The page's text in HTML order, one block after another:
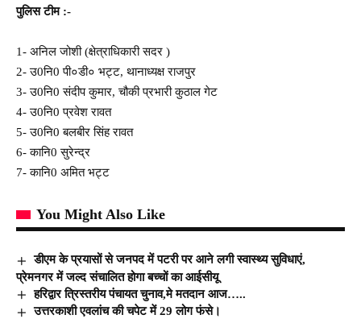
पुलिस टीम :-
1- अनिल जोशी (क्षेत्राधिकारी सदर )
2- उ0नि0 पी०डी० भट्ट, थानाध्यक्ष राजपुर
3- उ0नि0 संदीप कुमार, चौकी प्रभारी कुठाल गेट
4- उ0नि0 प्रवेश रावत
5- उ0नि0 बलबीर सिंह रावत
6- कानि0 सुरेन्द्र
7- कानि0 अमित भट्ट
You Might Also Like
डीएम के प्रयासों से जनपद में पटरी पर आने लगी स्वास्थ्य सुविधाएं,
प्रेमनगर में जल्द संचालित होगा बच्चों का आईसीयू
हरिद्वार त्रिस्तरीय पंचायत चुनाव,मे मतदान आज…..
उत्तरकाशी एवलांच की चपेट में 29 लोग फंसे।